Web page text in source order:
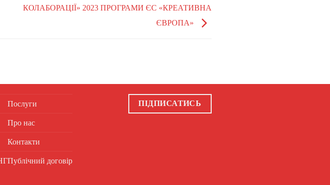
КОЛАБОРАЦІЇ» 2023 ПРОГРАМИ ЄС «КРЕАТИВНА
ЄВРОПА»
Послуги
Про нас
Контакти
Публічний договір
ПІДПИСАТИСЬ